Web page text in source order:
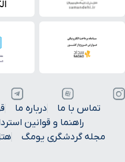
تماس با ما درباره ما
راهنما و قوانین
مجله گردشگری یومگ